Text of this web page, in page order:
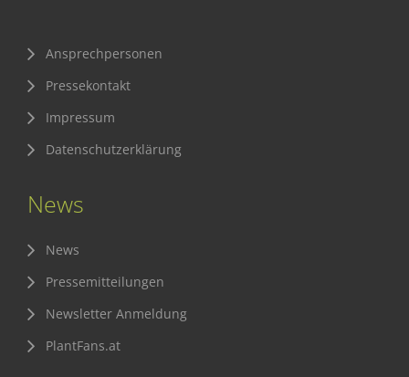
Ansprechpersonen
Pressekontakt
Impressum
Datenschutzerklärung
News
News
Pressemitteilungen
Newsletter Anmeldung
PlantFans.at